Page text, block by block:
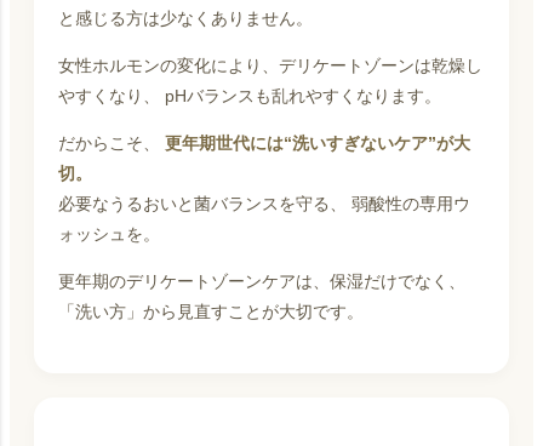
と感じる方は少なくありません。
女性ホルモンの変化により、デリケートゾーンは乾燥し
やすくなり、 pHバランスも乱れやすくなります。
だからこそ、 更年期世代には“洗いすぎないケア”が大
切。
必要なうるおいと菌バランスを守る、 弱酸性の専用ウ
ォッシュを。
更年期のデリケートゾーンケアは、保湿だけでなく、
「洗い方」から見直すことが大切です。